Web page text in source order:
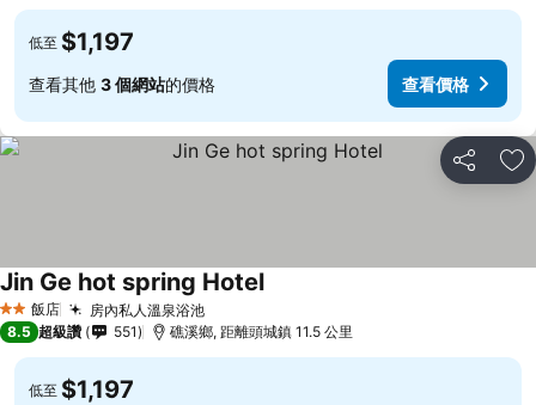
低至 $1,197
查看其他 3 個網站的價格 查看價格
分享 加
2 星級飯店 房內私人溫泉浴池查看價格
Jin Ge hot spring Hotel查看價格
8.5 超級讚 551 礁溪鄉, 距離頭城鎮 11.5 公里
低至 $1,197